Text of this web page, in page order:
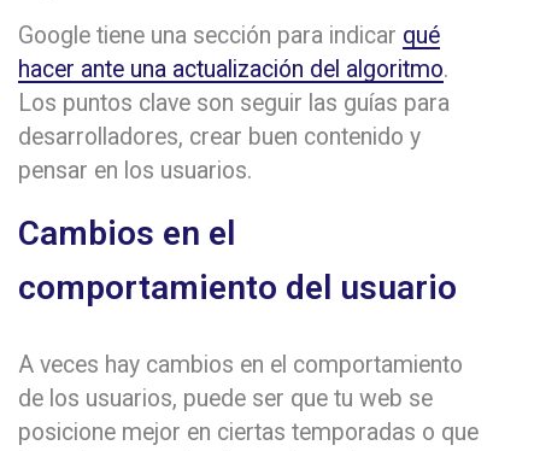
Google tiene una sección para indicar qué
hacer ante una actualización del algoritmo.
Los puntos clave son seguir las guías para
desarrolladores, crear buen contenido y
pensar en los usuarios.
Cambios en el
comportamiento del usuario
A veces hay cambios en el comportamiento
de los usuarios, puede ser que tu web se
posicione mejor en ciertas temporadas o que